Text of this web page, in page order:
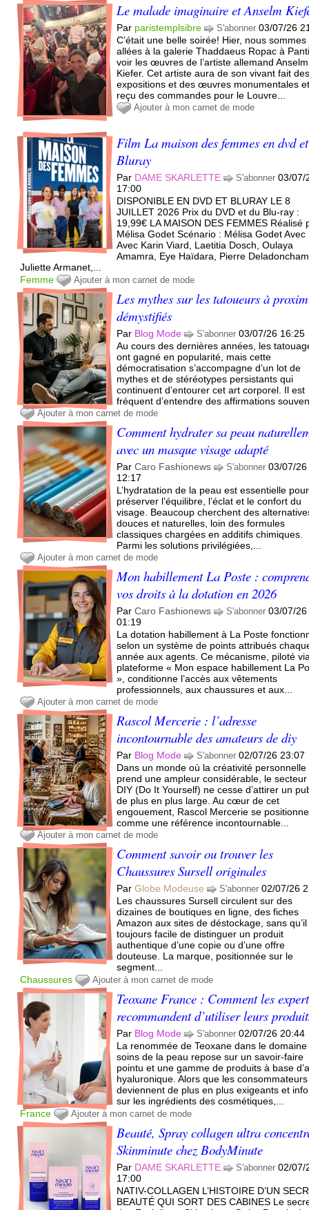
Le malade imaginaire et Anselm
Par paristemplsibre S'abonner 03/07/26
C’était une belle soirée! Hier, nous sommes
allées à la galerie Thaddaeus Ropac à
voir les œuvres de l’artiste allemand Anselm
Kiefer. Cet artiste aura de son vivant fait
expositions et des œuvres monumentales
reçu des commandes pour le Louvre...
Ajouter à mon carnet de mode
Film La maison des femmes en dvd et
Bluray
Par DAME SKARLETTE S'abonner 03/07/
17:00
DISPONIBLE EN DVD ET BLURAY LE 8
JUILLET 2026 Prix du DVD et du Blu-ray :
19,99€ LA MAISON DES FEMMES Réalisé
Mélisa Godet Scénario : Mélisa Godet Avec
Avec Karin Viard, Laetitia Dosch, Oulaya
Amamra, Eye Haïdara, Pierre
Juliette Armanet,...
Femme
Ajouter à mon carnet de mode
Les mythes sur les tatoueurs à
démystifiés
Par Blog Mode S'abonner 03/07/26 16:25
Au cours des dernières années, les
ont gagné en popularité, mais cette
démocratisation s’accompagne d’un lot de
mythes et de stéréotypes persistants qui
continuent d’entourer cet art corporel. Il est
fréquent d’entendre des affirmations
Ajouter à mon carnet de mode
Comment hydrater sa peau
avec un masque visage adapté
ParCaro Fashionews S'abonner 03/07/26
12:17
L’hydratation de la peau est essentielle pour
préserver l’équilibre, l’éclat et le confort du
visage. Beaucoup cherchent des
douces et naturelles, loin des formules
classiques chargées en additifs chimiques.
Parmi les solutions privilégiées,...
Ajouter à mon carnet de mode
Mon habillement La Poste :
vos droits à la dotation en 2026
ParCaro Fashionews S'abonner 03/07/26
01:19
La dotation habillement à La Poste
selon un système de points attribués
année aux agents. Ce mécanisme, piloté
plateforme « Mon espace habillement La
», conditionne l’accès aux vêtements
professionnels, aux chaussures et aux...
Ajouter à mon carnet de mode
Rascol Mercerie : l’adresse
incontournable des amateurs de diy
Par Blog Mode S'abonner 02/07/26 23:07
Dans un monde où la créativité personnelle
prend une ampleur considérable, le
DIY (Do It Yourself) ne cesse d’attirer un
de plus en plus large. Au cœur de cet
engouement, Rascol Mercerie se positionne
comme une référence incontournable...
Ajouter à mon carnet de mode
Comment savoir ou trouver les
Chaussures Sursell originales
ParGlobe Modeuse S'abonner 02/07/26
Les chaussures Sursell circulent sur des
dizaines de boutiques en ligne, des fiches
Amazon aux sites de déstockage, sans
toujours facile de distinguer un produit
authentique d’une copie ou d’une offre
douteuse. La marque, positionnée sur le
segment...
Chaussures
Ajouter à mon carnet de mode
Teoxane France : Comment les
recommandent d’utiliser leurs
Par Blog Mode S'abonner 02/07/26 20:44
La renommée de Teoxane dans le
soins de la peau repose sur un savoir-faire
pointu et une gamme de produits à base
hyaluronique. Alors que les consommateurs
deviennent de plus en plus exigeants et
sur les ingrédients des cosmétiques,...
France
Ajouter à mon carnet de mode
Beauté, Spray collagen ultra
Skinminute chez BodyMinute
Par DAME SKARLETTE S'abonner 02/07/
17:00
NATIV-COLLAGEN L’HISTOIRE D’UN
BEAUTÉ QUI SORT DES CABINES Le